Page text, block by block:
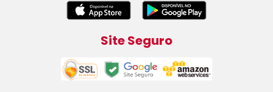
Site Seguro